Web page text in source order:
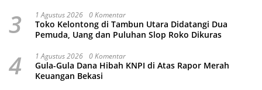
3 1 Agustus 2026 0 Komentar
Toko Kelontong di Tambun Utara Didatangi Dua
Pemuda, Uang dan Puluhan Slop Roko Dikuras
4 1 Agustus 2026 0 Komentar
Gula-Gula Dana Hibah KNPI di Atas Rapor Merah
Keuangan Bekasi